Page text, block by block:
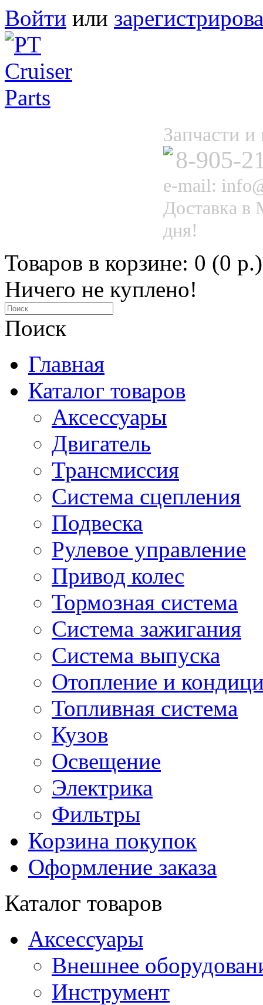
Войти или
Запчасти
8-905-
e-mail:
Доставка в
дня!
Товаров в корзине: 0 (0 р.)
Ничего не куплено!
Поиск
Главная
Каталог товаров
Аксессуары
Двигатель
Трансмиссия
Система сцепления
Подвеска
Рулевое управление
Привод колес
Тормозная система
Система зажигания
Система выпуска
Отопление и
Топливная система
Кузов
Освещение
Электрика
Фильтры
Корзина покупок
Оформление заказа
Каталог товаров
Аксессуары
Внешнее
Инструмент